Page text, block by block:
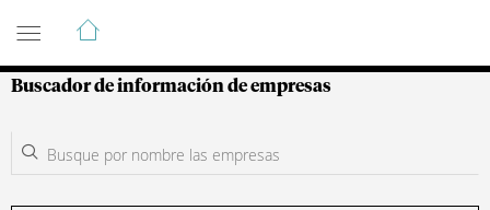
Guía de Empresas Colombianas
Buscador de información de empresas